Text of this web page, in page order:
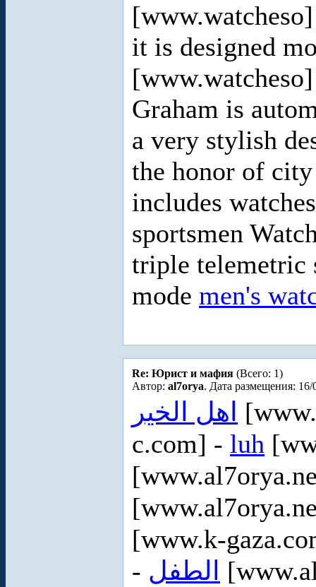
it is designed
Graham is
a very stylish
the honor of
includes
sportsmen
triple telemetric
mode men's
Re: Юрист и мафия (Всего: 1)
Автор: al7orya. Дата размещения: 16/
اهل الخير
c.com] - luh
[www.k-
- الطفل